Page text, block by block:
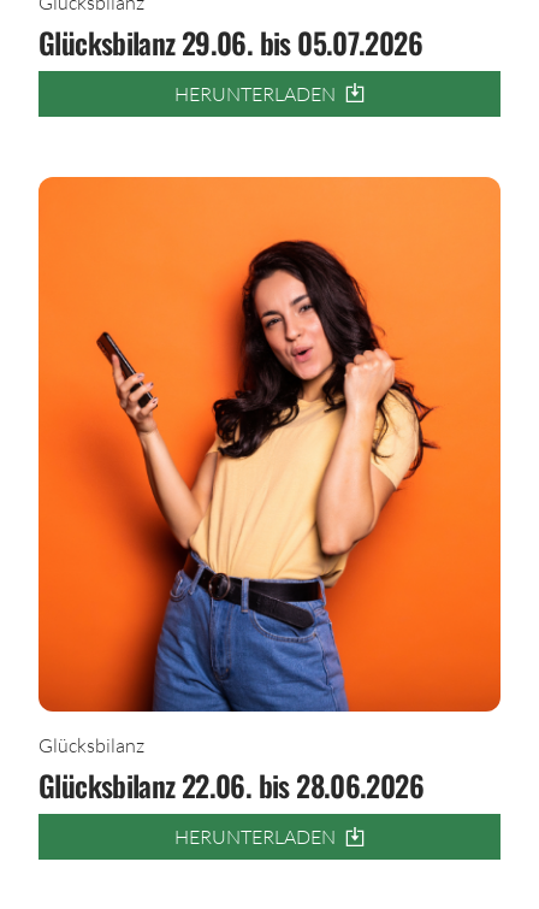
Glücksbilanz 29.06. bis 05.07.2026
HERUNTERLADEN
Glücksbilanz
Glücksbilanz 22.06. bis 28.06.2026
HERUNTERLADEN